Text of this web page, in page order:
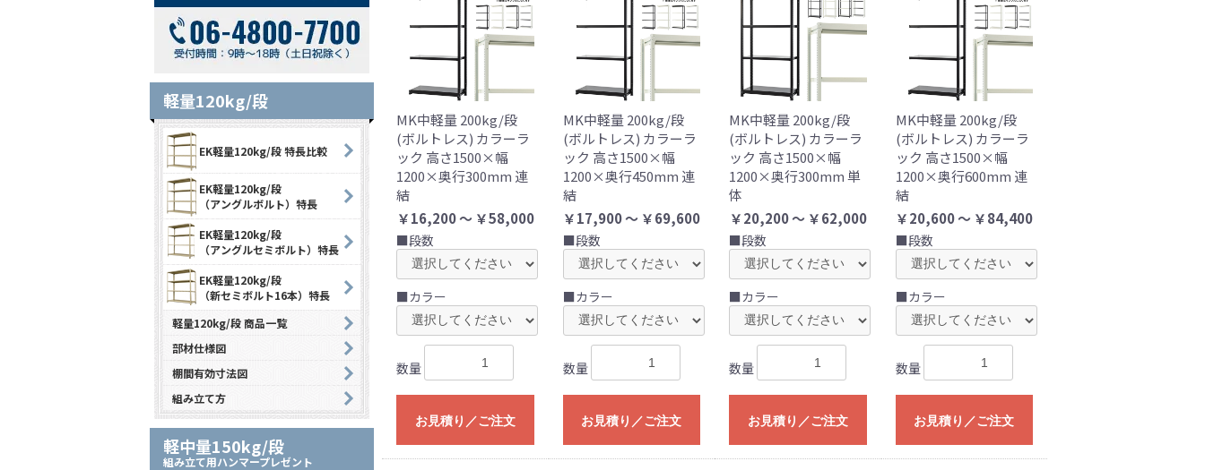
軽量120kg/段
EK軽量120kg/段 特長比較
EK軽量120kg/段
（アングルボルト）特長
EK軽量120kg/段
（アングルセミボルト）特長
EK軽量120kg/段
（新セミボルト16本）特長
軽量120kg/段 商品一覧
部材仕様図
棚間有効寸法図
組み立て方
軽中量150kg/段
組み立て用ハンマープレゼント
MK中軽量 200kg/段
(ボルトレス) カラーラ
ック 高さ1500×幅
1200×奥行300mm 連
結
￥16,200 ～ ￥58,000
■段数
■カラー
数量
お見積り／ご注文
MK中軽量 200kg/段
(ボルトレス) カラーラ
ック 高さ1500×幅
1200×奥行450mm 連
結
￥17,900 ～ ￥69,600
■段数
■カラー
数量
お見積り／ご注文
MK中軽量 200kg/段
(ボルトレス) カラーラ
ック 高さ1500×幅
1200×奥行300mm 単
体
￥20,200 ～ ￥62,000
■段数
■カラー
数量
お見積り／ご注文
MK中軽量 200kg/段
(ボルトレス) カラーラ
ック 高さ1500×幅
1200×奥行600mm 連
結
￥20,600 ～ ￥84,400
■段数
■カラー
数量
お見積り／ご注文